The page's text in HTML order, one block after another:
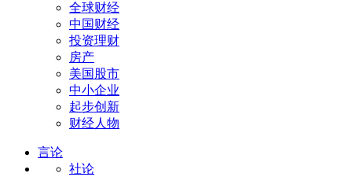
全球财经
中国财经
投资理财
房产
美国股市
中小企业
起步创新
财经人物
言论
社论